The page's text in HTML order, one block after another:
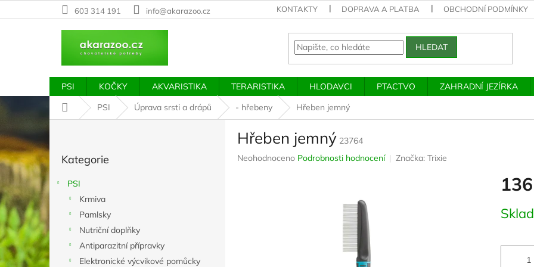
na
603 314 191 info@akarazoo.cz KONTAKTY DOPRAVA A PLATBA OBCHODNÍ PODMÍNKY
HLEDAT
PSI KOČKY AKVARISTIKA TERARISTIKA HLODAVCI PTACTVO ZAHRADNÍ JEZÍRKA
Domů
PSI Úprava srsti a drápů - hřebeny Hřeben jemný
s
t
r
a
í
p
a
kategorie
Kategorie
PSI
Krmiva
Pamlsky
Nutriční doplňky
Antiparazitní přípravky
Elektronické výcvikové pomůcky
Hřeben jemný 23764
Průměrné
Neohodnoceno Podrobnosti hodnocení Značka: Trixie
cena: